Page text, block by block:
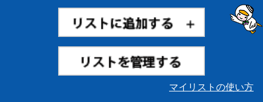
マイリストの使い方